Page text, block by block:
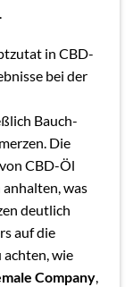
in CBD-
bei der
Bauch-
Die
von CBD-Öl
anhalten, was
deutlich
auf die
wie
Company,